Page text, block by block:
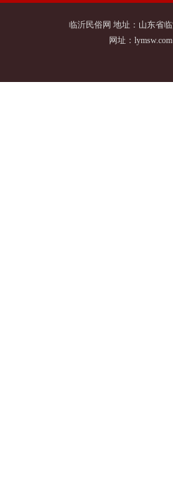
临沂民俗网 地址：山东省
网址： lymsw.com